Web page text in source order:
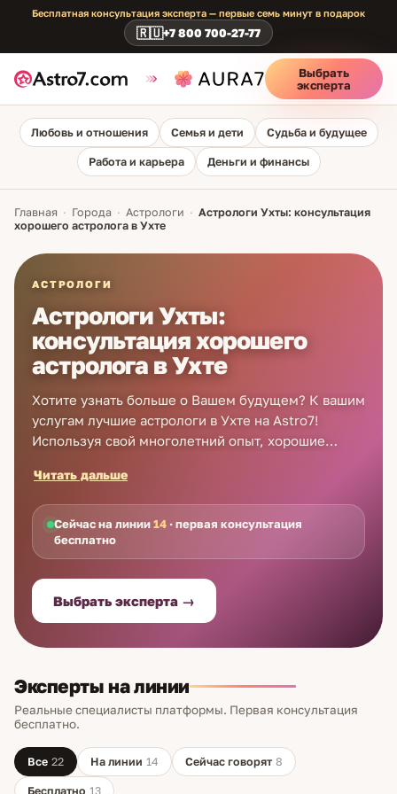
Бесплатная консультация эксперта — первые семь минут в подарок
🇷🇺+7 800 700-27-77
Выбрать
эксперта
Любовь и отношения Семья и дети Судьба и будущее
Работа и карьера Деньги и финансы
Главная · Города · Астрологи · Астрологи Ухты: консультация
хорошего астролога в Ухте
АСТРОЛОГИ
Астрологи Ухты:
консультация хорошего
астролога в Ухте
Хотите узнать больше о Вашем будущем? К вашим
услугам лучшие астрологи в Ухте на Astro7!
Используя свой многолетний опыт, хорошие
любой интересующий Вас вопрос. Просто
зарегистрируйтесь на astro7.com – получить
консультацию опытного астролога в Ухте Вы
сможете в любое подходящее Вам время.
Зарегистрируйтесь, и решите все проблемы уже
сегодня – Ваш первый разговор с астрологом в
Ухте будет бесплатным!
Читать дальше
Сейчас на линии14 · первая консультация
бесплатно
Выбрать эксперта →
Эксперты на линии
Реальные специалисты платформы. Первая консультация
бесплатно.
Все 22 На линии 14 Сейчас говорят 8
Бесплатно 13